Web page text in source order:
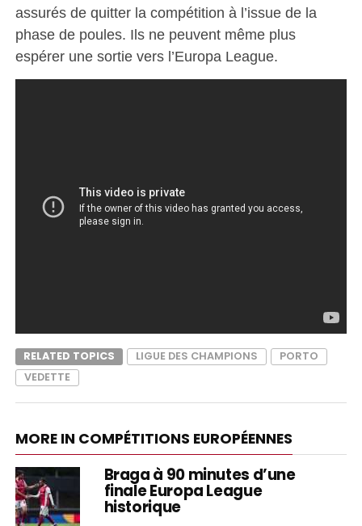
assurés de quitter la compétition à l’issue de la
phase de poules. Ils ne peuvent même plus
espérer une sortie vers l’Europa League.
RELATED TOPICS LIGUE DES CHAMPIONS
PORTO
VEDETTE
MORE IN COMPÉTITIONS EUROPÉENNES
Braga à 90 minutes d’une
finale Europa League
historique